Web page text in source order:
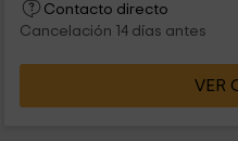
Contacto directo
Cancelación 14 días antes
VER